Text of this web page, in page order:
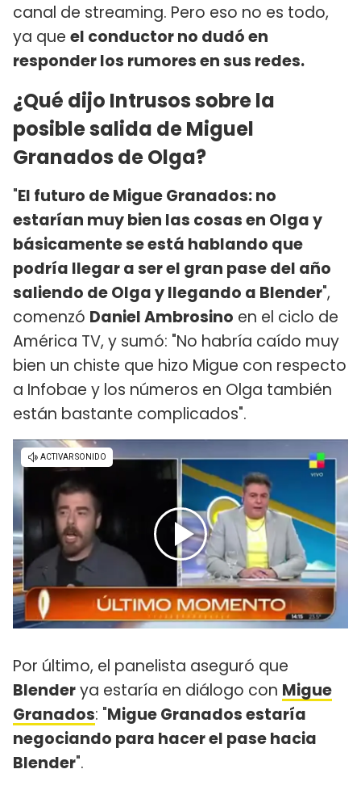
canal de streaming. Pero eso no es todo,
ya que el conductor no dudó en
responder los rumores en sus redes.
¿Qué dijo Intrusos sobre la
posible salida de Miguel
Granados de Olga?
"El futuro de Migue Granados: no
estarían muy bien las cosas en Olga y
básicamente se está hablando que
podría llegar a ser el gran pase del año
saliendo de Olga y llegando a Blender",
comenzó Daniel Ambrosino en el ciclo de
América TV, y sumó: "No habría caído muy
bien un chiste que hizo Migue con respecto
a Infobae y los números en Olga también
están bastante complicados".
Por último, el panelista aseguró que
Blenderya estaría en diálogo con Migue
Granados: "Migue Granados estaría
negociando para hacer el pase hacia
Blender".